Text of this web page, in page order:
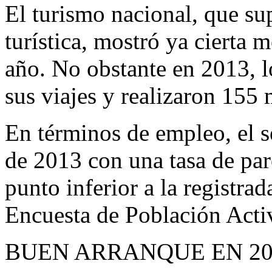
El turismo nacional, que
turística, mostró ya cierta
año. No obstante en 2013,
sus viajes y realizaron 155
En términos de empleo, el
de 2013 con una tasa de
punto inferior a la
Encuesta de Población
BUEN ARRANQUE EN